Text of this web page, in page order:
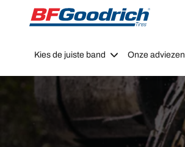
Go to page content
Go to page navigation
Kies de juiste band Onze adviezen